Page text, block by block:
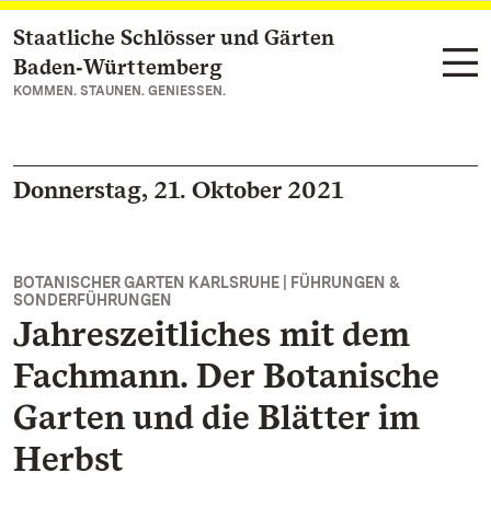
Zum Hauptinhalt springen
Staatliche Schlösser und Gärten
Baden‑Württemberg
KOMMEN. STAUNEN. GENIESSEN.
Donnerstag, 21. Oktober 2021
BOTANISCHER GARTEN KARLSRUHE | FÜHRUNGEN &
SONDERFÜHRUNGEN
Jahreszeitliches mit dem
Fachmann. Der Botanische
Garten und die Blätter im
Herbst